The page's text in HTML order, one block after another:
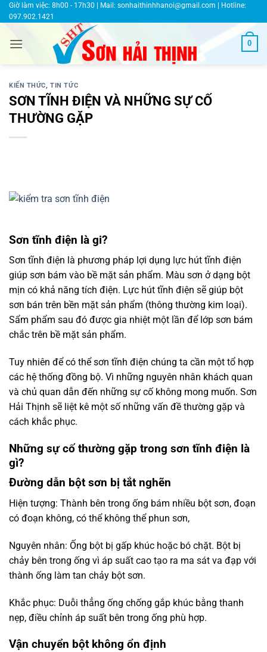
Bỏ
qua
dung
Giờ làm việc: 8h00 - 17h30 | Mail: sonhaithinhhanoi@gmail.com | Hotline:
097.902.1421
0
KIẾN THỨC,TIN TỨC
SƠN TĨNH ĐIỆN VÀ NHỮNG SỰ CỐ
THƯỜNG GẶP
Sơn tĩnh điện là gi?
Sơn tĩnh điện là phương pháp lợi dụng lực hút tĩnh điện
giúp sơn bám vào bề mặt sản phẩm. Màu sơn ở dạng bột
mịn có khả năng tích điện. Lực hút tĩnh điện sẽ giúp bột
sơn bán trên bền mặt sản phẩm (thông thường kim loại).
Sẩm phẩm sau đó được gia nhiệt một lần để lớp sơn bám
chắc trên bề mặt sản phẩm.
Tuy nhiên để có thể sơn tĩnh điện chúng ta cần một tổ hợp
các hệ thống đồng bộ. Vì những nguyên nhân khách quan
và chủ quan dẫn đến những sự cố không mong muốn. Sơn
Hải Thịnh sẽ liệt kê một số những vấn đề thường gặp và
cách khắc phục.
Những sự cố thường gặp trong sơn tĩnh điện là
gì?
Đường dẫn bột sơn bị tắt nghẽn
Hiện tượng: Thành bên trong ống bám nhiều bột sơn, đoạn
có đoạn không, có thể không thể phun sơn,
Nguyên nhân: Ống bột bị gấp khúc hoặc bó chặt. Bột bị
chảy bên trong ống vì áp suất cao tạo ra ma sát va đạp với
thành ống làm tan chảy bột sơn.
Khắc phục: Duỗi thẳng ống chống gắp khúc bằng thanh
nẹp, điều chỉnh áp suất bên trong ống phù hợp.
Vận chuyển bột không ổn định